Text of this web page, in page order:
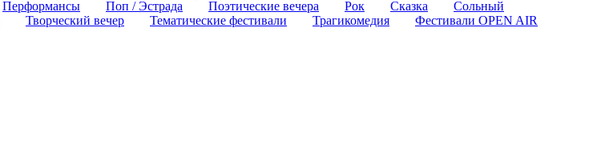
Перформансы Поп / Эстрада Поэтические вечера Рок Сказка
Сольный
Творческий вечер Тематические фестивали Трагикомедия
Фестивали OPEN AIR